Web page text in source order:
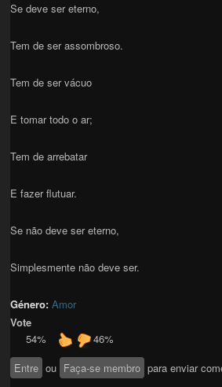
Se deve ser eterno,
Tem de ser assombroso.
Tem de ser vácuo
E tomar todo o ar;
Tem de arrebatar
E fazer flutuar.
Se não deve ser eterno,
Simplesmente não deve ser.
Género:Amor
Vote
54%
46%
Entre ou Faça-se membro para enviar